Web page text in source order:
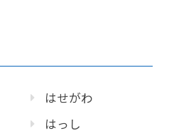
はせがわ
はっし